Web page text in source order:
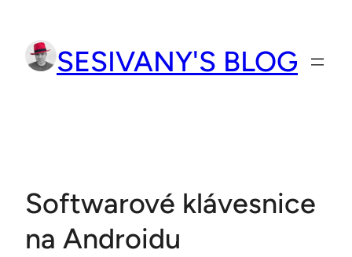
obsah
SESIVANY'S BLOG
Softwarové klávesnice
na Androidu